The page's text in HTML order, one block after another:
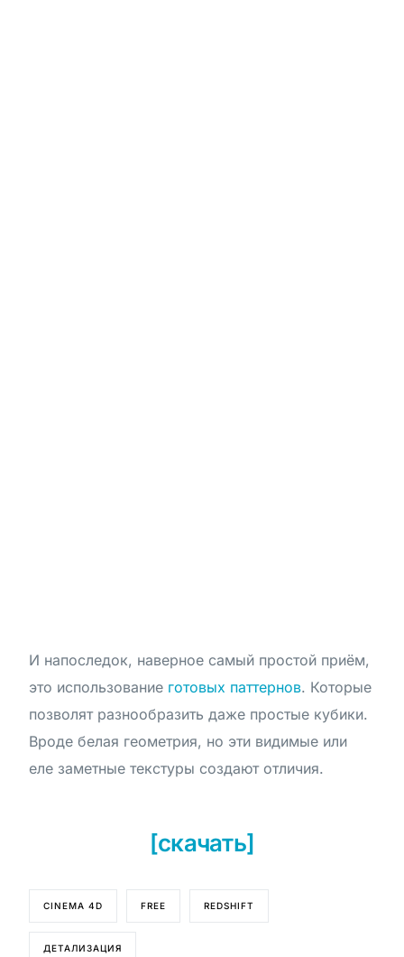
И напоследок, наверное самый простой приём,
это использование готовых паттернов. Которые
позволят разнообразить даже простые кубики.
Вроде белая геометрия, но эти видимые или
еле заметные текстуры создают отличия.
[скачать]
CINEMA 4D FREE REDSHIFT
ДЕТАЛИЗАЦИЯ